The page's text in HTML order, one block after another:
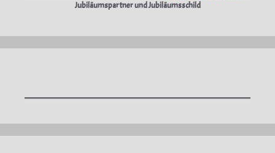
Jubiläumspartner und Jubiläumsschild